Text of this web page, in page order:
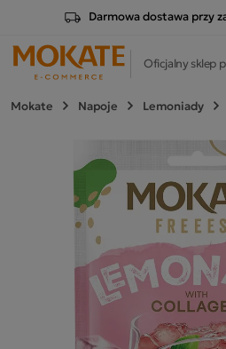
Darmowa dostawa przy
Oficjalny sklep
Mokate Napoje Lemoniady